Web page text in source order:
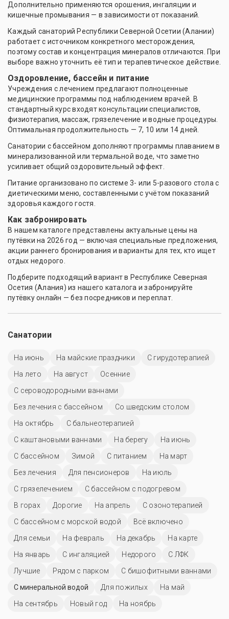
Дополнительно применяются орошения, ингаляции и
кишечные промывания — в зависимости от показаний.
Каждый санаторий Республики Северной Осетии (Алании)
работает с источником конкретного месторождения,
поэтому состав и концентрация минералов отличаются. При
выборе важно уточнить её тип и терапевтическое действие.
Оздоровление, бассейн и питание
Учреждения с лечением предлагают полноценные
медицинские программы под наблюдением врачей. В
стандартный курс входят консультации специалистов,
физиотерапия, массаж, грязелечение и водные процедуры.
Оптимальная продолжительность — 7, 10 или 14 дней.
Санатории с бассейном дополняют программы плаванием в
минерализованной или термальной воде, что заметно
усиливает общий оздоровительный эффект.
Питание организовано по системе 3- или 5-разового стола с
диетическими меню, составленными с учётом показаний
здоровья каждого гостя.
Как забронировать
В нашем каталоге представлены актуальные цены на
путёвки на 2026 год — включая специальные предложения,
акции раннего бронирования и варианты для тех, кто ищет
отдых недорого.
Подберите подходящий вариант в Республике Северная
Осетия (Алания) из нашего каталога и забронируйте
путёвку онлайн — без посредников и переплат.
Санатории
На июнь На майские праздники
С гирудотерапией
На лето
На август
Осенние
С сероводородными ваннами
Без лечения с бассейном
Со шведским столом
На октябрь
С бальнеотерапией
С каштановыми ваннами
На берегу
На июнь
C бассейном
Зимой С питанием
На март
Без лечения
Для пенсионеров
На июль
С грязелечением
С бассейном с подогревом
В горах
Дорогие На апрель
С озонотерапией
С бассейном с морской водой
Всё включено
Для семьи
На февраль На декабрь
На карте
На январь
С ингаляцией Недорого
С ЛФК
Лучшие
Рядом с парком
С бишофитными ваннами
С минеральной водой
Для пожилых
На май
На сентябрь
Новый год На ноябрь